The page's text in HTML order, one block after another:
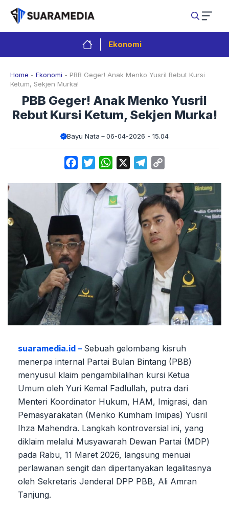
Langsung
isi
Ekonomi
Home - Ekonomi - PBB Geger! Anak Menko Yusril Rebut Kursi
Ketum, Sekjen Murka!
PBB Geger! Anak Menko Yusril
Rebut Kursi Ketum, Sekjen Murka!
Bayu Nata 06-04-2026 - 15.04
FacebookTwitterWhatsApp Telegram
suaramedia.id – Sebuah gelombang kisruh
menerpa internal Partai Bulan Bintang (PBB)
menyusul klaim pengambilalihan kursi Ketua
Umum oleh Yuri Kemal Fadlullah, putra dari
Menteri Koordinator Hukum, HAM, Imigrasi, dan
Pemasyarakatan (Menko Kumham Imipas) Yusril
Ihza Mahendra. Langkah kontroversial ini, yang
diklaim melalui Musyawarah Dewan Partai (MDP)
pada Rabu, 11 Maret 2026, langsung menuai
perlawanan sengit dan dipertanyakan legalitasnya
oleh Sekretaris Jenderal DPP PBB, Ali Amran
Tanjung.